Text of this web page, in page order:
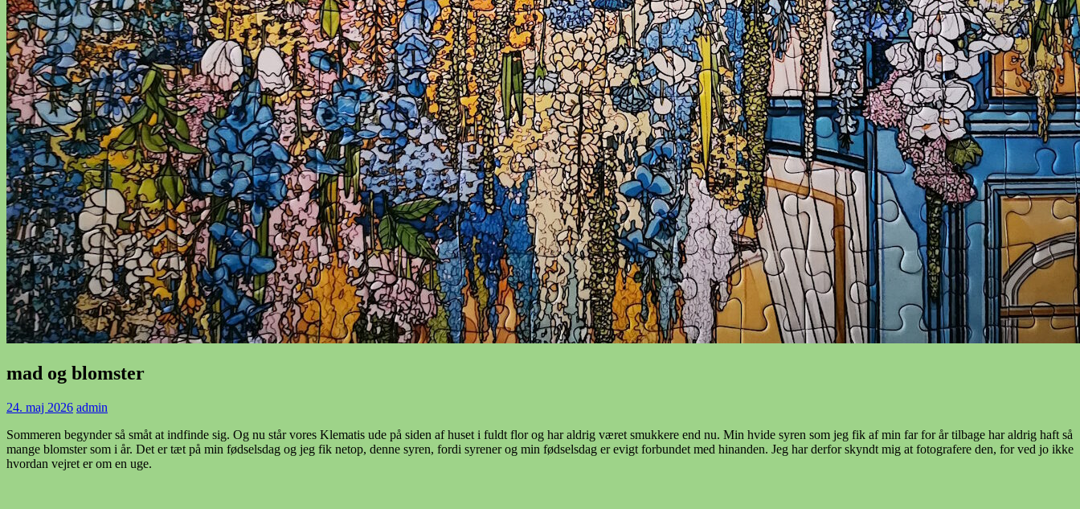
mad og blomster
24. maj 2026 admin
Sommeren begynder så småt at indfinde sig. Og nu står vores Klematis ude på siden af huset i fuldt flor og har aldrig været smukkere end nu. Min hvide syren som jeg fik af min far for år tilbage har aldrig haft så
mange blomster som i år. Det er tæt på min fødselsdag og jeg fik netop, denne syren, fordi syrener og min fødselsdag er evigt forbundet med hinanden. Jeg har derfor skyndt mig at fotografere den, for ved jo ikke
hvordan vejret er om en uge.